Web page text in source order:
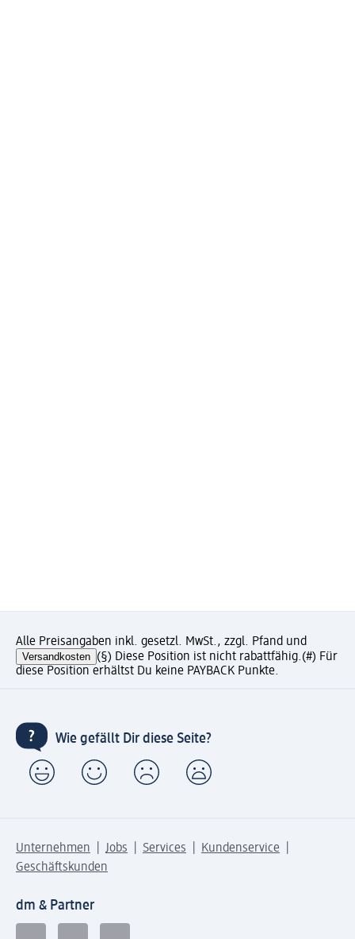
Alle Preisangaben inkl. gesetzl. MwSt., zzgl. Pfand und
Versandkosten (§) Diese Position ist nicht rabattfähig.(#) Für
diese Position erhältst Du keine PAYBACK Punkte.
Wie gefällt Dir diese Seite?
Unternehmen Jobs Services
Kundenservice
Geschäftskunden
dm & Partner